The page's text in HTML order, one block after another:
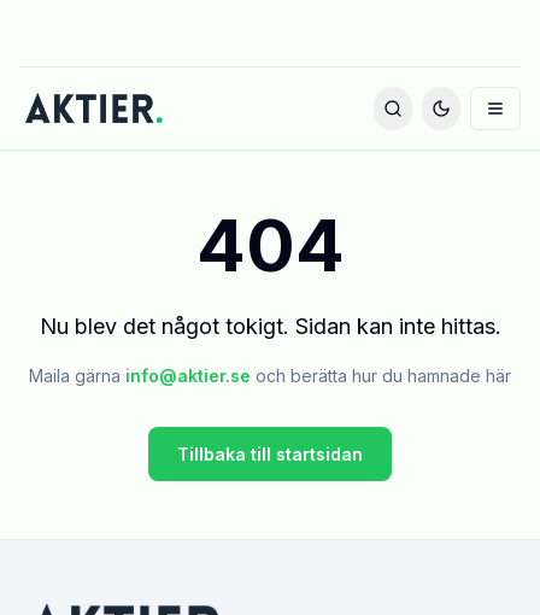
404
Nu blev det något tokigt. Sidan kan inte hittas.
Maila gärna info@aktier.se och berätta hur du hamnade här
Tillbaka till startsidan